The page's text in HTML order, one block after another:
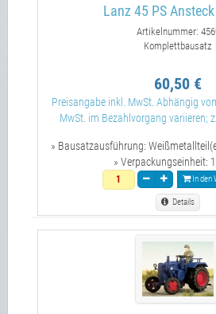
Lanz 45 PS
Artikelnummer:
Komplettbausatz
60,50 €
Preisangabe inkl. MwSt. Abhängig
MwSt. im Bezahlvorgang variieren;
» Bausatzausführung:
» Verpackungseinheit:
In den
Details